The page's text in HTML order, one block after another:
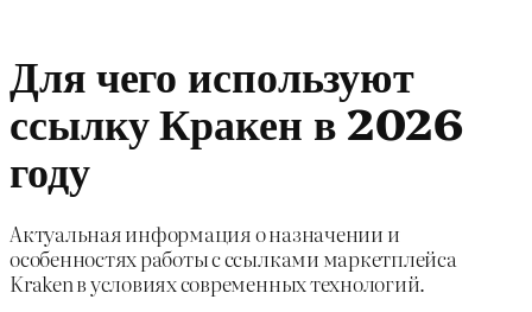
Для чего используют
ссылку Кракен в 2026
году
Актуальная информация о назначении и
особенностях работы с ссылками маркетплейса
Kraken в условиях современных технологий.